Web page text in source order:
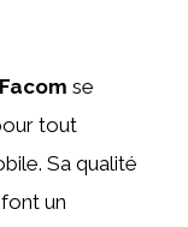
se
tout
Sa qualité
un